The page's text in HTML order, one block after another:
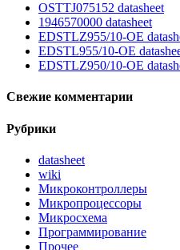
OSTTJ075152 datasheet
1946570000 datasheet
EDSTLZ955/10-OE
EDSTL955/10-OE
EDSTLZ950/10-OE
Свежие комментарии
Рубрики
datasheet
wiki
Микроконтроллеры
Микропроцессоры
Микросхема
Программирование
Прочее